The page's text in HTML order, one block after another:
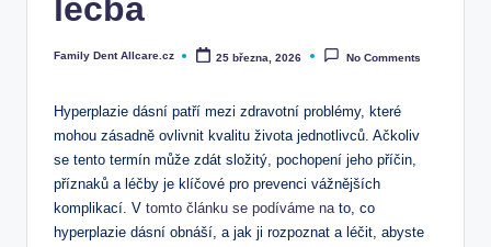
léčba
Posted
Family Dent Allcare.cz 25 března, 2026 No Comments
Hyperplazie dásní patří mezi zdravotní problémy, které
mohou zásadně ovlivnit kvalitu života jednotlivců. Ačkoliv
se tento termín může zdát složitý, pochopení jeho příčin,
příznaků a léčby je klíčové pro prevenci vážnějších
komplikací. V tomto článku se podíváme nato, co
hyperplazie dásní obnáší, a jak ji rozpoznat a léčit, abyste